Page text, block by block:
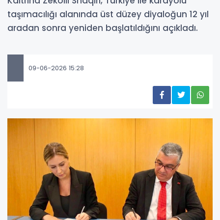
taşımacılığı alanında üst düzey diyaloğun 12 yıl
aradan sonra yeniden başlatıldığını açıkladı.
09-06-2026 15:28